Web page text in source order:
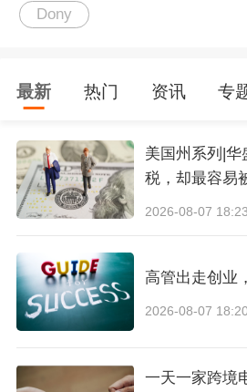
4.可市面上大部分机刷测评、
轨迹异常、集中留评……
*轻则评价秒掉，重则链接降
说到这里，介绍一下我之前
务商，做过几次之后感觉整体
Dony
最新 热门 资讯 专
美国州系列|
税，却最容易
2026-08-07
高管出走创业
2026-08-07
一天一家跨境